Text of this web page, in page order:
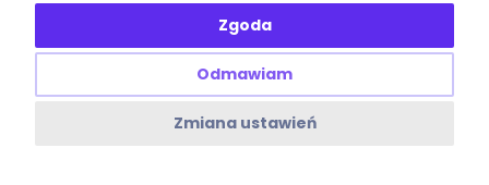
Zgoda
Odmawiam
Zmiana ustawień
Pozycjonowanie AI Rakoniewice
Pozycjonowanie AI Raszków